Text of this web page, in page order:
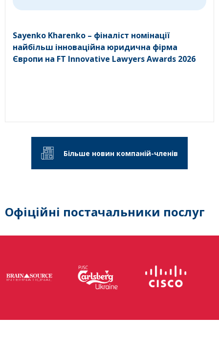
Sayenko Kharenko – фіналіст номінації
найбільш інноваційна юридична фірма
Європи на FT Innovative Lawyers Awards 2026
Більше новин компаній-членів
Офіційні постачальники послуг